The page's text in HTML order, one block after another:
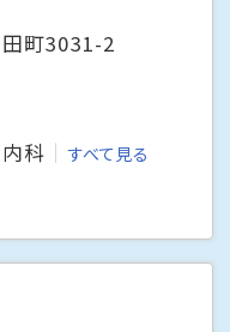
町3031-2
内科 すべて見る